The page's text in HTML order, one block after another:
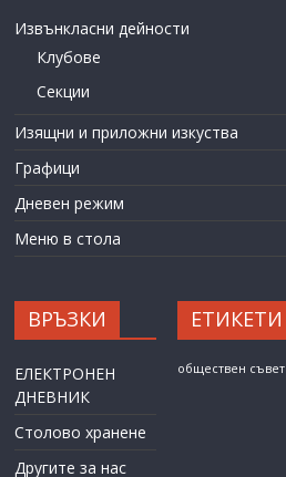
Извънкласни дейности
Клубове
Секции
Изящни и приложни изкуства
Графици
Дневен режим
Меню в стола
ВРЪЗКИ
ЕЛЕКТРОНЕН
ДНЕВНИК
Столово хранене
Другите за нас
ЕТИКЕТИ
обществен съвет